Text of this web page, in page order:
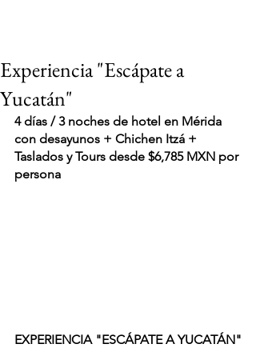
Experiencia "Escápate a
Yucatán"
4 días / 3 noches de hotel en Mérida
con desayunos + Chichen Itzá +
Taslados y Tours desde $6,785 MXN por
persona
EXPERIENCIA "ESCÁPATE A YUCATÁN"